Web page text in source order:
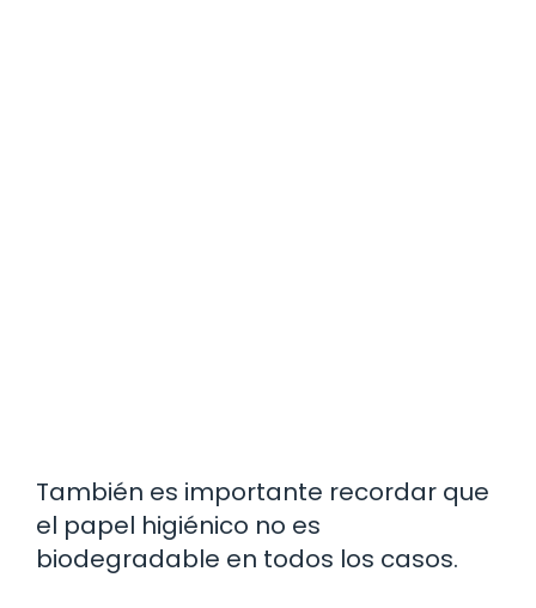
También es importante recordar que
el papel higiénico no es
biodegradable en todos los casos.